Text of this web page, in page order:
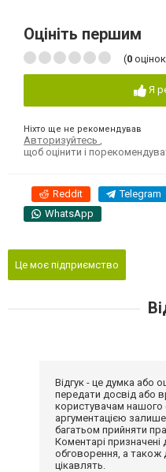
Оцініть першим
(0
Я
Ніхто ще не рекомендував
Авторизуйтесь
щоб оцінити і
Reddit Telegram
WhatsApp
Це моє підприємство
Відгук - це думка або
передати досвід або
користувачам
аргументацією
багатьом прийняти
Коментарі призначені
обговорення, а також
цікавлять.